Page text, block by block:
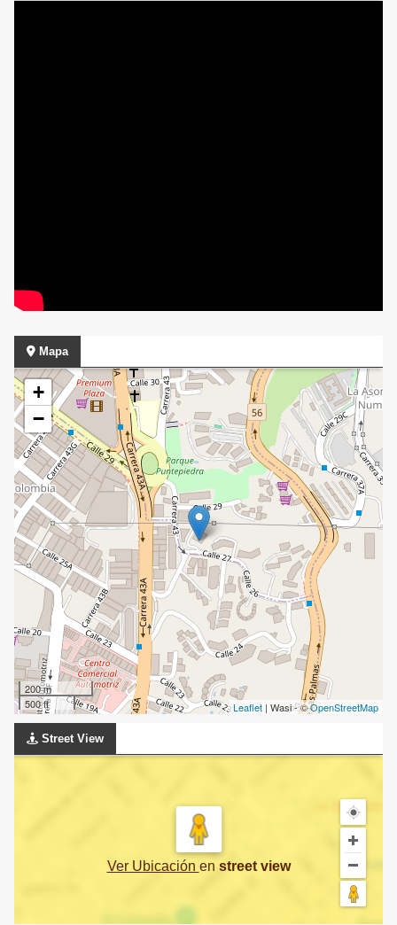
Mapa
+
−
200 m
500 ft
Leaflet | Wasi - ©OpenStreetMap
Street View
Ver Ubicación en street view